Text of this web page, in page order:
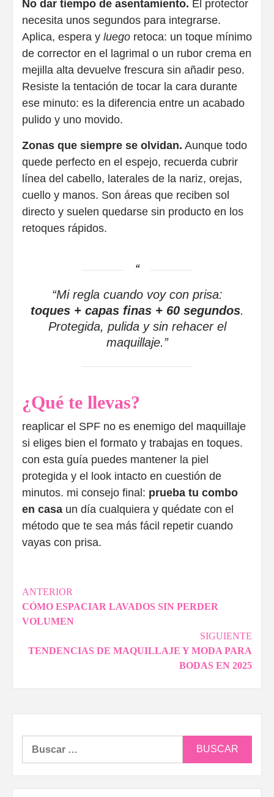
No dar tiempo de asentamiento. El protector
necesita unos segundos para integrarse.
Aplica, espera y luego retoca: un toque mínimo
de corrector en el lagrimal o un rubor crema en
mejilla alta devuelve frescura sin añadir peso.
Resiste la tentación de tocar la cara durante
ese minuto: es la diferencia entre un acabado
pulido y uno movido.
Zonas que siempre se olvidan. Aunque todo
quede perfecto en el espejo, recuerda cubrir
línea del cabello, laterales de la nariz, orejas,
cuello y manos. Son áreas que reciben sol
directo y suelen quedarse sin producto en los
retoques rápidos.
“Mi regla cuando voy con prisa:
toques + capas finas + 60 segundos.
Protegida, pulida y sin rehacer el
maquillaje.”
¿Qué te llevas?
reaplicar el SPF no es enemigo del maquillaje
si eliges bien el formato y trabajas en toques.
con esta guía puedes mantener la piel
protegida y el look intacto en cuestión de
minutos. mi consejo final: prueba tu combo
en casa un día cualquiera y quédate con el
método que te sea más fácil repetir cuando
vayas con prisa.
Navegación
de
ANTERIOR
CÓMO ESPACIAR LAVADOS SIN PERDER
VOLUMEN
SIGUIENTE
TENDENCIAS DE MAQUILLAJE Y MODA PARA
BODAS EN 2025